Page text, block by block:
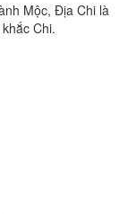
Mộc, Địa Chi là
Chi.